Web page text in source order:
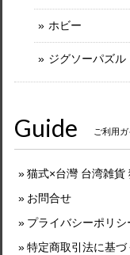
ホビー
ジグソーパズル
Guide ご利用ガ
猫式×台灣 台湾雑貨
お問合せ
プライバシーポリシ
特定商取引法に基づ